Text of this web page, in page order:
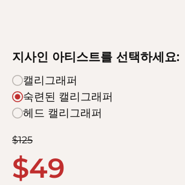
지사인 아티스트를 선택하세요:
캘리그래퍼
숙련된 캘리그래퍼
헤드 캘리그래퍼
$125
$49